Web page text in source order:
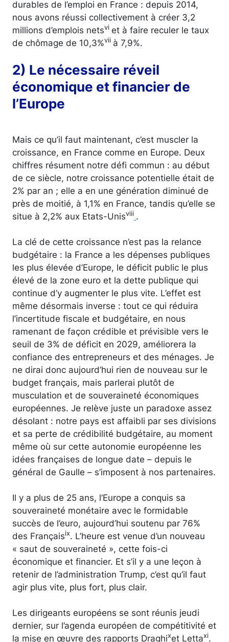
durables de l’emploi en France : depuis 2014,
nous avons réussi collectivement à créer 3,2
millions d’emplois netsvi et à faire reculer le taux
de chômage de 10,3%vii à 7,9%.
2) Le nécessaire réveil
économique et financier de
l’Europe
Mais ce qu’il faut maintenant, c’est muscler la
croissance, en France comme en Europe. Deux
chiffres résument notre défi commun : au début
de ce siècle, notre croissance potentielle était de
2% par an ; elle a en une génération diminué de
près de moitié, à 1,1% en France, tandis qu’elle se
situe à 2,2% aux Etats-Unisviii .
La clé de cette croissance n’est pas la relance
budgétaire : la France a les dépenses publiques
les plus élevée d’Europe, le déficit public le plus
élevé de la zone euro et la dette publique qui
continue d’y augmenter le plus vite. L’effet est
même désormais inverse : tout ce qui réduira
l’incertitude fiscale et budgétaire, en nous
ramenant de façon crédible et prévisible vers le
seuil de 3% de déficit en 2029, améliorera la
confiance des entrepreneurs et des ménages. Je
ne dirai donc aujourd’hui rien de nouveau sur le
budget français, mais parlerai plutôt de
musculation et de souveraineté économiques
européennes. Je relève juste un paradoxe assez
désolant : notre pays est affaibli par ses divisions
et sa perte de crédibilité budgétaire, au moment
même où sur cette autonomie européenne les
idées françaises de longue date – depuis le
général de Gaulle – s’imposent à nos partenaires.
Il y a plus de 25 ans, l’Europe a conquis sa
souveraineté monétaire avec le formidable
succès de l’euro, aujourd’hui soutenu par 76%
des Françaisix. L’heure est venue d’un nouveau
« saut de souveraineté », cette fois-ci
économique et financier. Et s’il y a une leçon à
retenir de l’administration Trump, c’est qu’il faut
agir plus vite, plus fort, plus clair.
Les dirigeants européens se sont réunis jeudi
dernier, sur l’agenda européen de compétitivité et
la mise en œuvre des rapports Draghixet Lettaxi.